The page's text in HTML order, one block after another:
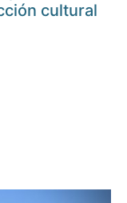
cultural